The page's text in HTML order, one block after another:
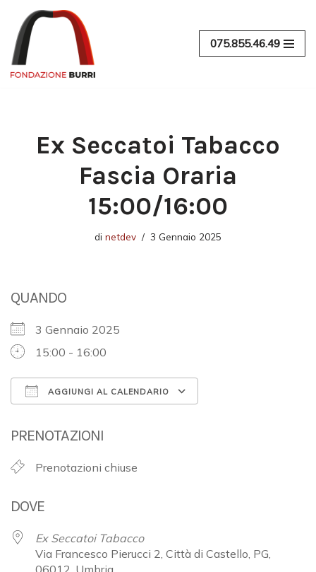
Vai
al
contenuto
075.855.46.49
Ex Seccatoi Tabacco
Fascia Oraria
15:00/16:00
di netdev 3 Gennaio 2025
QUANDO
3 Gennaio 2025
15:00 - 16:00
AGGIUNGI AL CALENDARIO
PRENOTAZIONI
Prenotazioni chiuse
DOVE
Ex Seccatoi Tabacco
Via Francesco Pierucci 2, Città di Castello, PG,
06012, Umbria